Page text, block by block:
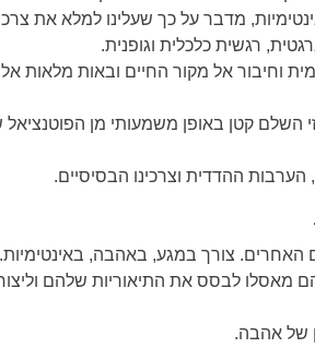
מדבר על כך שעלינו למלא את
רגשית כלכלית וגופנית.
וחיבור אל מקור החיים ובאות מלאות
קטן באופן משמעותי מן הפוטנציאל
ההדדית וצרכינו הבסיסיים.
האחרים. צורך במגע, באהבה,
מאסלו לבסס את התיאוריות שלהם
של אהבה.